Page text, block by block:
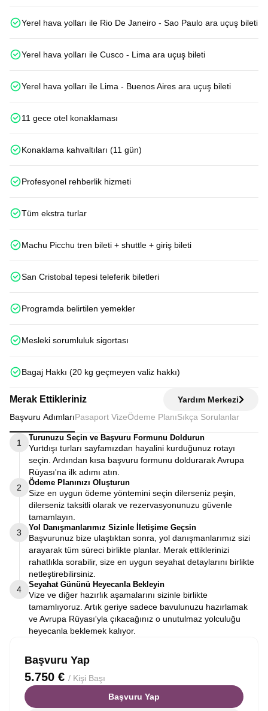
Yerel hava yolları ile Rio De Janeiro - Sao Paulo ara uçuş bileti
Yerel hava yolları ile Cusco - Lima ara uçuş bileti
Yerel hava yolları ile Lima - Buenos Aires ara uçuş bileti
11 gece otel konaklaması
Konaklama kahvaltıları (11 gün)
Profesyonel rehberlik hizmeti
Tüm ekstra turlar
Machu Picchu tren bileti + shuttle + giriş bileti
San Cristobal tepesi teleferik biletleri
Programda belirtilen yemekler
Mesleki sorumluluk sigortası
Bagaj Hakkı (20 kg geçmeyen valiz hakkı)
Merak Ettikleriniz
Yardım Merkezi
Başvuru AdımlarıPasaport VizeÖdeme Planı Sıkça Sorulanlar
1
Turunuzu Seçin ve Başvuru Formunu Doldurun
Yurtdışı turları sayfamızdan hayalini kurduğunuz rotayı
seçin. Ardından kısa başvuru formunu doldurarak Avrupa
Rüyası'na ilk adımı atın.
2
Ödeme Planınızı Oluşturun
Size en uygun ödeme yöntemini seçin dilerseniz peşin,
dilerseniz taksitli olarak ve rezervasyonunuzu güvenle
tamamlayın.
3
Yol Danışmanlarımız Sizinle İletişime Geçsin
Başvurunuz bize ulaştıktan sonra, yol danışmanlarımız sizi
arayarak tüm süreci birlikte planlar. Merak ettiklerinizi
rahatlıkla sorabilir, size en uygun seyahat detaylarını birlikte
netleştirebilirsiniz.
4
Seyahat Gününü Heyecanla Bekleyin
Vize ve diğer hazırlık aşamalarını sizinle birlikte
tamamlıyoruz. Artık geriye sadece bavulunuzu hazırlamak
ve Avrupa Rüyası'yla çıkacağınız o unutulmaz yolculuğu
heyecanla beklemek kalıyor.
Başvuru Yap
5.750 € / Kişi Başı
Başvuru Yap